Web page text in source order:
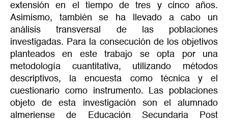
extensión en el tiempo de tres y cinco años.
Asimismo, también se ha llevado a cabo un
análisis transversal de las poblaciones
investigadas. Para la consecución de los objetivos
planteados en este trabajo se opta por una
metodología cuantitativa, utilizando métodos
descriptivos, la encuesta como técnica y el
cuestionario como instrumento. Las poblaciones
objeto de esta investigación son el alumnado
almeriense de Educación Secundaria Post